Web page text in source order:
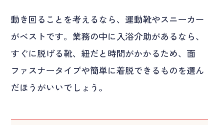
動き回ることを考えるなら、運動靴やスニーカー
がベストです。業務の中に入浴介助があるなら、
すぐに脱げる靴、紐だと時間がかかるため、面
ファスナータイプや簡単に着脱できるものを選ん
だほうがいいでしょう。